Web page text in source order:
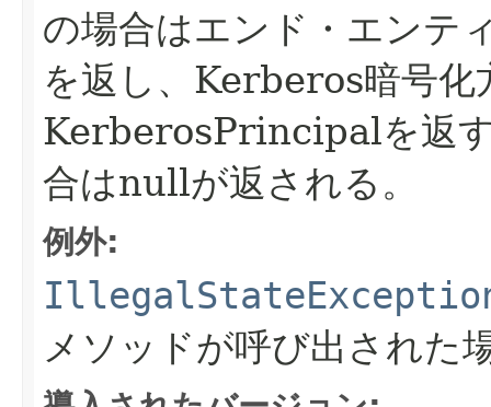
の場合はエンド・エン
を返し、Kerberos暗号化
KerberosPrincipalを返
合はnullが返される。
例外:
メソッドが呼び出された